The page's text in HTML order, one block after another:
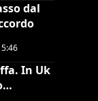
dal
In Uk